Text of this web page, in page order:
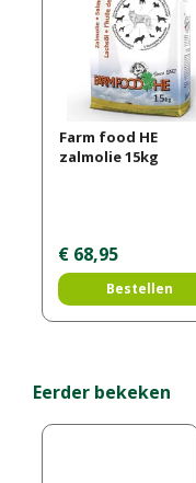
Farm food HE
zalmolie 15kg
€ 68,95
Bestellen
Eerder bekeken